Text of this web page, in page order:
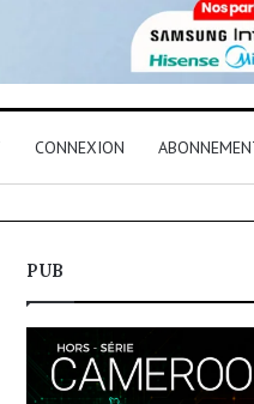
CONNEXION
PUB